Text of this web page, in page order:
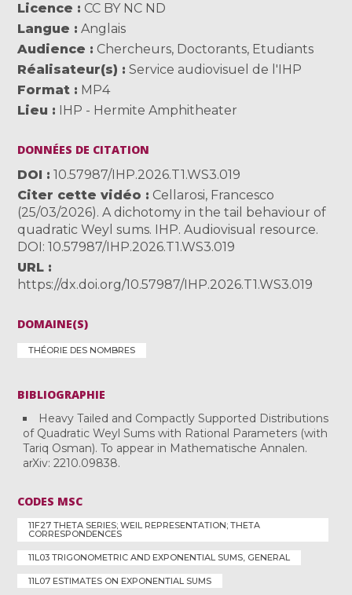
Licence
CC BY NC ND
Langue
Anglais
Audience
Chercheurs, Doctorants, Etudiants
Réalisateur(s)
Service audiovisuel de l'IHP
Format
MP4
Lieu
IHP - Hermite Amphitheater
DONNÉES DE CITATION
DOI
10.57987/IHP.2026.T1.WS3.019
Citer cette vidéo
Cellarosi, Francesco
(25/03/2026). A dichotomy in the tail behaviour of
quadratic Weyl sums. IHP. Audiovisual resource.
DOI: 10.57987/IHP.2026.T1.WS3.019
URL
https://dx.doi.org/10.57987/IHP.2026.T1.WS3.019
DOMAINE(S)
THÉORIE DES NOMBRES
BIBLIOGRAPHIE
Heavy Tailed and Compactly Supported Distributions
of Quadratic Weyl Sums with Rational Parameters (with
Tariq Osman). To appear in Mathematische Annalen.
arXiv: 2210.09838.
CODES MSC
11F27 THETA SERIES; WEIL REPRESENTATION; THETA
CORRESPONDENCES
11L03 TRIGONOMETRIC AND EXPONENTIAL SUMS, GENERAL
11L07 ESTIMATES ON EXPONENTIAL SUMS